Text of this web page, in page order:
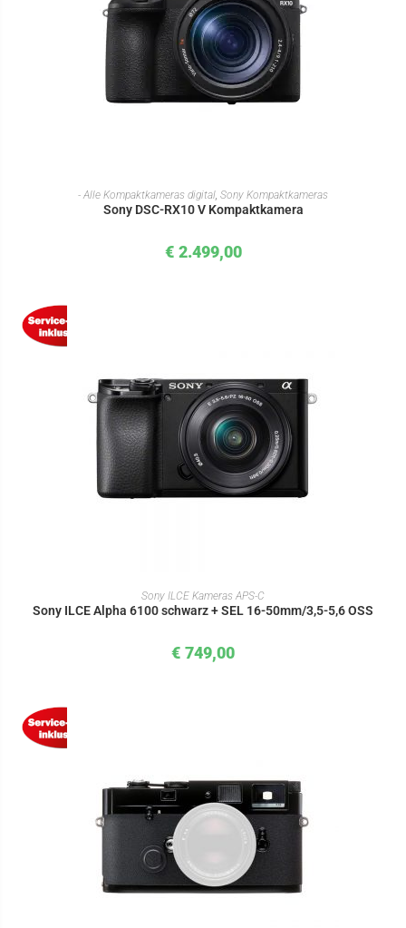
IN DEN WARENKORB
- Alle Kompaktkameras digital Sony Kompaktkameras
Sony DSC-RX10 V Kompaktkamera
€ 2.499,00
IN DEN WARENKORB
Sony ILCE Kameras APS-C
Sony ILCE Alpha 6100 schwarz + SEL 16-50mm/3,5-5,6 OSS
€ 749,00